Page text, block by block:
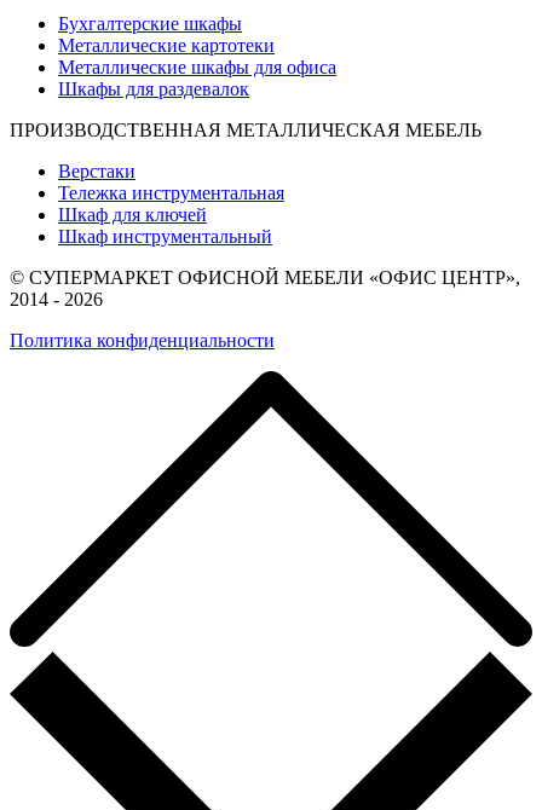
Бухгалтерские шкафы
Металлические картотеки
Металлические шкафы для офиса
Шкафы для раздевалок
ПРОИЗВОДСТВЕННАЯ МЕТАЛЛИЧЕСКАЯ МЕБЕЛЬ
Верстаки
Тележка инструментальная
Шкаф для ключей
Шкаф инструментальный
© СУПЕРМАРКЕТ ОФИСНОЙ МЕБЕЛИ «ОФИС ЦЕНТР»,
2014 - 2026
Политика конфиденциальности